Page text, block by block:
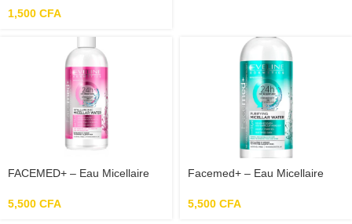
7ml
1,500 CFA
FACEMED+ – Eau Micellaire
5,500 CFA
Facemed+ – Eau Micellaire
5,500 CFA